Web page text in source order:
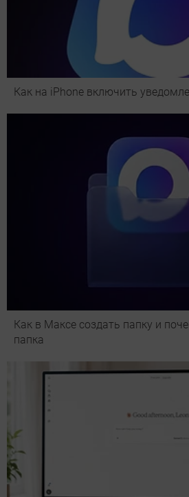
Как на iPhone включить
Как в Максе создать папку и
папка